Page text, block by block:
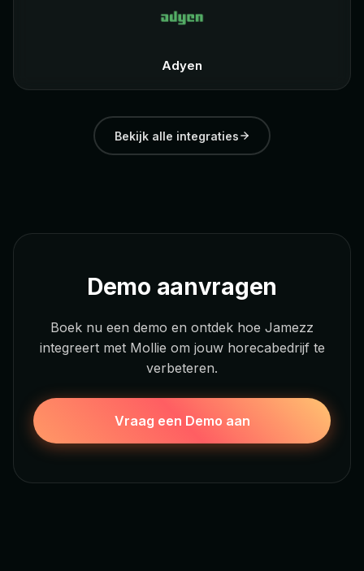
Adyen
Bekijk alle integraties
Demo aanvragen
Boek nu een demo en ontdek hoe Jamezz
integreert met Mollie om jouw horecabedrijf te
verbeteren.
Vraag een Demo aan